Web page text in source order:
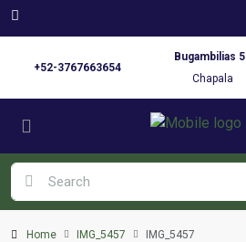
+52-3767663654
Bugambilias
Chapala
Home IMG_5457 IMG_5457